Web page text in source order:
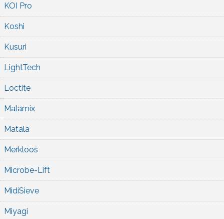
KOI Pro
Koshi
Kusuri
LightTech
Loctite
Malamix
Matala
Merkloos
Microbe-Lift
MidiSieve
Miyagi